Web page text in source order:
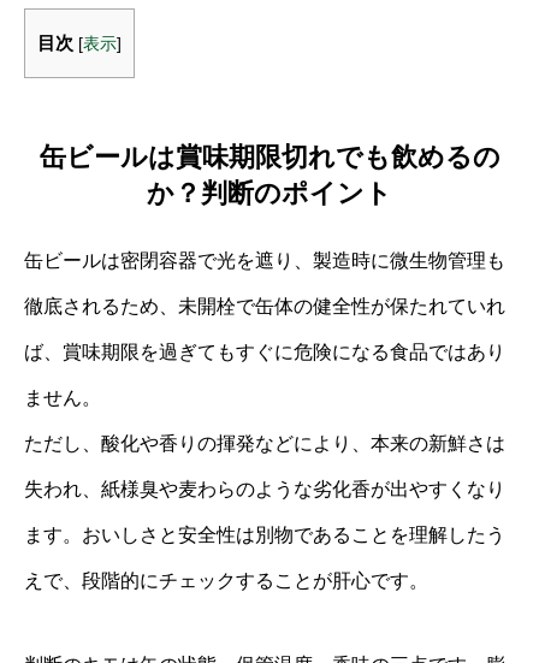
目次 [表示]
缶ビールは賞味期限切れでも飲めるの
か？判断のポイント
缶ビールは密閉容器で光を遮り、製造時に微生物管理も
徹底されるため、未開栓で缶体の健全性が保たれていれ
ば、賞味期限を過ぎてもすぐに危険になる食品ではあり
ません。
ただし、酸化や香りの揮発などにより、本来の新鮮さは
失われ、紙様臭や麦わらのような劣化香が出やすくなり
ます。おいしさと安全性は別物であることを理解したう
えで、段階的にチェックすることが肝心です。